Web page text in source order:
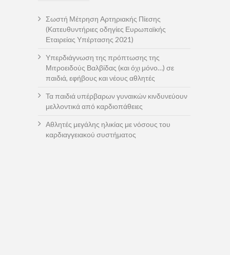
Σωστή Μέτρηση Αρτηριακής Πίεσης
(Κατευθυντήριες οδηγίες Ευρωπαϊκής
Εταιρείας Υπέρτασης 2021)
Υπερδιάγνωση της πρόπτωσης της
Μιτροειδούς Βαλβίδας (και όχι μόνο…) σε
παιδιά, εφήβους και νέους αθλητές
Τα παιδιά υπέρβαρων γυναικών κινδυνεύουν
μελλοντικά από καρδιοπάθειες
Αθλητές μεγάλης ηλικίας με νόσους του
καρδιαγγειακού συστήματος